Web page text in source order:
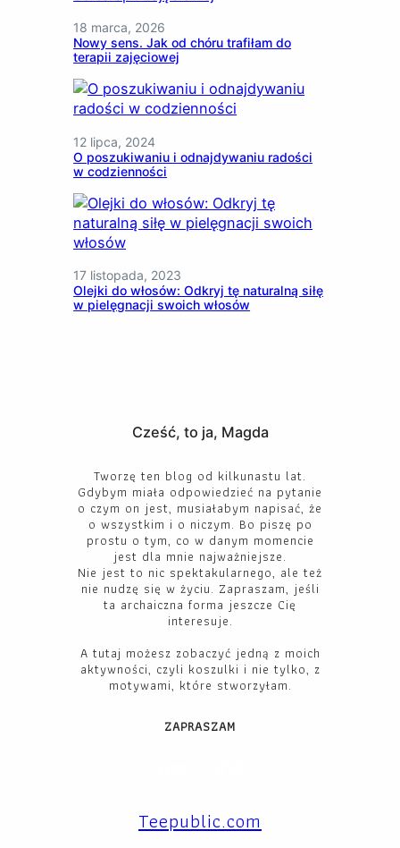
18 marca, 2026
Nowy sens. Jak od chóru trafiłam do
terapii zajęciowej
12 lipca, 2024
O poszukiwaniu i odnajdywaniu radości
w codzienności
17 listopada, 2023
Olejki do włosów: Odkryj tę naturalną siłę
w pielęgnacji swoich włosów
Cześć, to ja, Magda
Tworzę ten blog od kilkunastu lat.
Gdybym miała odpowiedzieć na pytanie
o czym on jest, musiałabym napisać, że
o wszystkim i o niczym. Bo piszę po
prostu o tym, co w danym momencie
jest dla mnie najważniejsze.
Nie jest to nic spektakularnego, ale też
nie nudzę się w życiu. Zapraszam, jeśli
ta archaiczna forma jeszcze Cię
interesuje.
A tutaj możesz zobaczyć jedną z moich
aktywności, czyli koszulki i nie tylko, z
motywami, które stworzyłam.
ZAPRASZAM
Teepublic.com